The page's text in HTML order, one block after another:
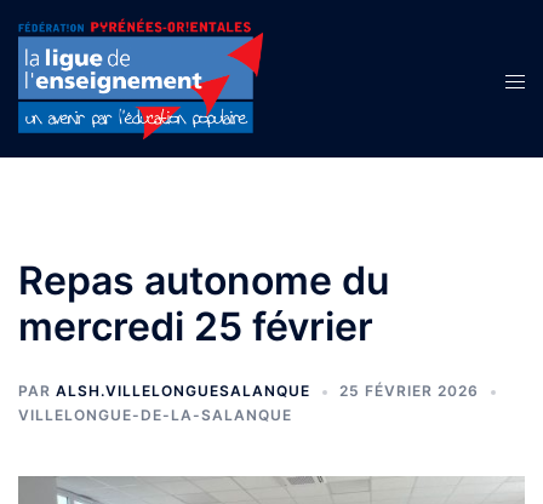
contenu
Repas autonome du
mercredi 25 février
PAR ALSH.VILLELONGUESALANQUE
25 FÉVRIER 2026
VILLELONGUE-DE-LA-SALANQUE